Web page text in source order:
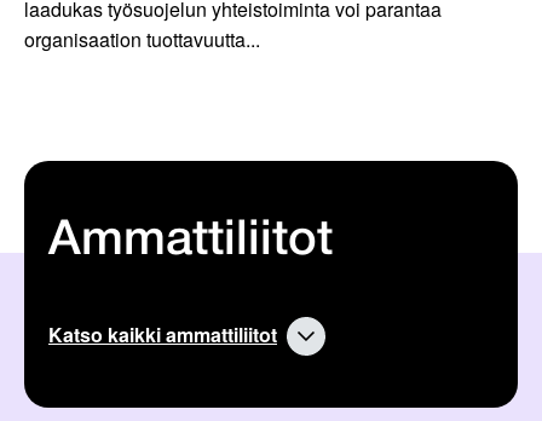
laadukas työsuojelun yhteistoiminta voi parantaa
organisaation tuottavuutta...
Ammattiliitot
Katso kaikki ammattiliitot